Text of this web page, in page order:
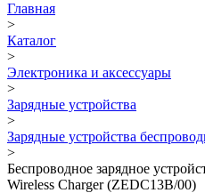
Главная
>
Каталог
>
Электроника и аксессуары
>
Зарядные устройства
>
Зарядные устройства
>
Беспроводное зарядное
Wireless Charger (ZEDC13B/00)